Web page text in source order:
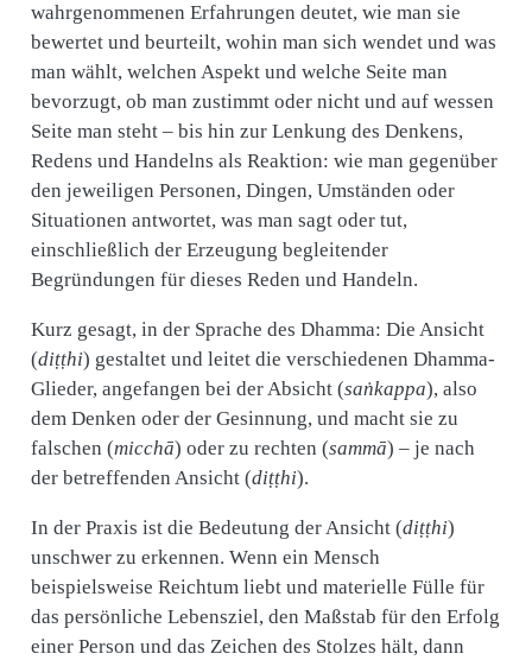
wahrgenommenen Erfahrungen deutet, wie man sie
bewertet und beurteilt, wohin man sich wendet und was
man wählt, welchen Aspekt und welche Seite man
bevorzugt, ob man zustimmt oder nicht und auf wessen
Seite man steht – bis hin zur Lenkung des Denkens,
Redens und Handelns als Reaktion: wie man gegenüber
den jeweiligen Personen, Dingen, Umständen oder
Situationen antwortet, was man sagt oder tut,
einschließlich der Erzeugung begleitender
Begründungen für dieses Reden und Handeln.
Kurz gesagt, in der Sprache des Dhamma: Die Ansicht
(diṭṭhi) gestaltet und leitet die verschiedenen Dhamma-
Glieder, angefangen bei der Absicht (saṅkappa), also
dem Denken oder der Gesinnung, und macht sie zu
falschen (micchā) oder zu rechten (sammā) – je nach
der betreffenden Ansicht (diṭṭhi).
In der Praxis ist die Bedeutung der Ansicht (diṭṭhi)
unschwer zu erkennen. Wenn ein Mensch
beispielsweise Reichtum liebt und materielle Fülle für
das persönliche Lebensziel, den Maßstab für den Erfolg
einer Person und das Zeichen des Stolzes hält, dann